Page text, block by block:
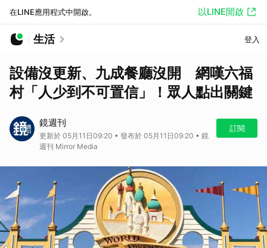
在LINE應用程式中開啟。 以LINE開啟
生活 登入
設備沒更新、九成餐廳沒開 網嘆六福
村「人少到不可置信」！眾人點出關鍵
鏡週刊
更新於 05月11日09:20 • 發布於 05月11日09:20 • 鏡
週刊 Mirror Media
訂閱